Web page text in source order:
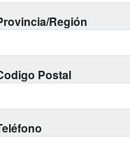
Región
Postal